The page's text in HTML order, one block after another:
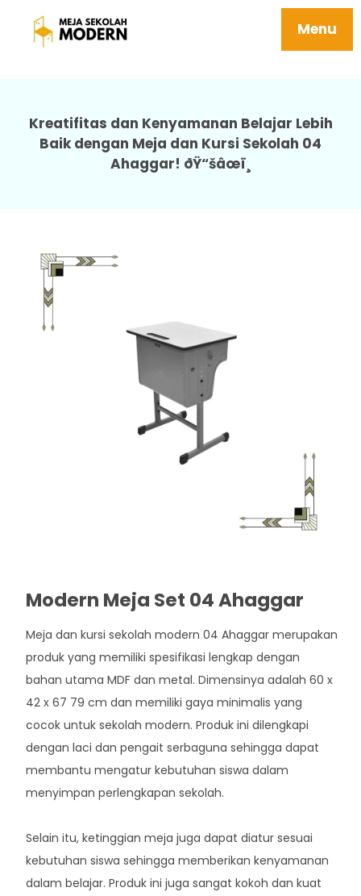
Menu
Meja Kursi Sekolah Murah Tersedia Ukuran
Sd Smp Sma Harga Terjangkau Tahan
Kreatifitas dan Kenyamanan Belajar Lebih
Baik dengan Meja dan Kursi Sekolah 04
Ahaggar! ðŸ“šâœï¸
Modern Meja Set 04 Ahaggar
Meja dan kursi sekolah modern 04 Ahaggar merupakan
produk yang memiliki spesifikasi lengkap dengan
bahan utama MDF dan metal. Dimensinya adalah 60 x
42 x 67 79 cm dan memiliki gaya minimalis yang
cocok untuk sekolah modern. Produk ini dilengkapi
dengan laci dan pengait serbaguna sehingga dapat
membantu mengatur kebutuhan siswa dalam
menyimpan perlengkapan sekolah.
Selain itu, ketinggian meja juga dapat diatur sesuai
kebutuhan siswa sehingga memberikan kenyamanan
dalam belajar. Produk ini juga sangat kokoh dan kuat